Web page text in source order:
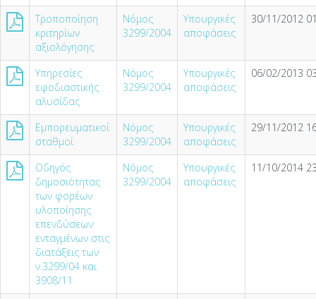
Τροποποίηση
κριτηρίων
αξιολόγησης
Νόμος
3299/2004
Υπουργικές
αποφάσεις
30/11/2012
Υπηρεσίες
εφοδιαστικής
αλυσίδας
Νόμος
3299/2004
Υπουργικές
αποφάσεις
06/02/2013
Εμπορευματικοί
σταθμοί
Νόμος
3299/2004
Υπουργικές
αποφάσεις
29/11/2012
Οδηγός
δημοσιότητας
των φορέων
υλοποίησης
επενδύσεων
ενταγμένων στις
διατάξεις των
ν.3299/04 και
3908/11
Νόμος
3299/2004
Υπουργικές
αποφάσεις
11/10/2014